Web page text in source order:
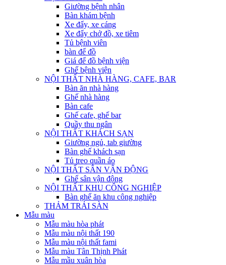
Giường bệnh nhân
Bàn khám bệnh
Xe đẩy, xe cáng
Xe đẩy chở đồ, xe tiêm
Tủ bệnh viên
bàn để đồ
Giá để đồ bệnh viện
Ghế bệnh viện
NỘI THẤT NHÀ HÀNG, CAFE, BAR
Bàn ăn nhà hàng
Ghế nhà hàng
Bàn cafe
Ghế cafe, ghế bar
Quầy thu ngân
NỘI THẤT KHÁCH SẠN
Giường ngủ, tab giường
Bàn ghế khách sạn
Tủ treo quần áo
NỘI THẤT SÂN VẬN ĐỘNG
Ghế sân vận động
NỘI THẤT KHU CÔNG NGHIỆP
Bàn ghế ăn khu công nghiệp
THẢM TRẢI SÀN
Mẫu màu
Mẫu màu hòa phát
Mẫu màu nội thất 190
Mẫu màu nội thất fami
Mẫu màu Tân Thịnh Phát
Mẫu mầu xuân hòa